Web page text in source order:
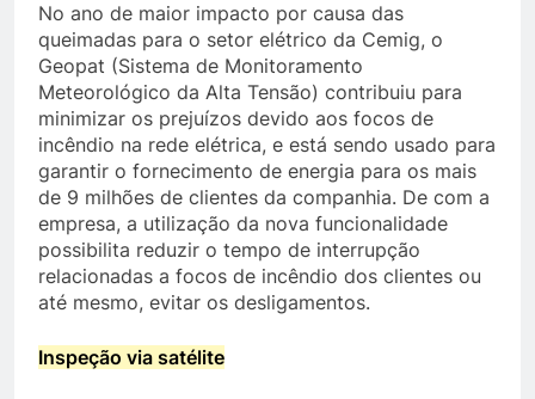
No ano de maior impacto por causa das
queimadas para o setor elétrico da Cemig, o
Geopat (Sistema de Monitoramento
Meteorológico da Alta Tensão) contribuiu para
minimizar os prejuízos devido aos focos de
incêndio na rede elétrica, e está sendo usado para
garantir o fornecimento de energia para os mais
de 9 milhões de clientes da companhia. De com a
empresa, a utilização da nova funcionalidade
possibilita reduzir o tempo de interrupção
relacionadas a focos de incêndio dos clientes ou
até mesmo, evitar os desligamentos.
Inspeção via satélite